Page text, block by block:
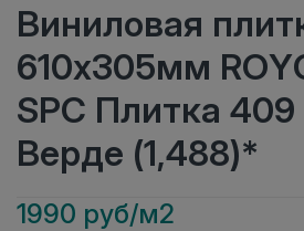
Виниловая
610x305мм
SPC Плитка
Верде (1,488)*
1990 руб/м2